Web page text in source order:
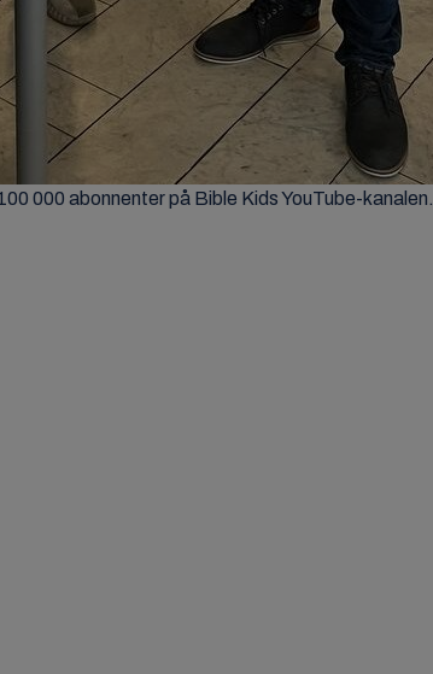
000 abonnenter på Bible Kids YouTube-kanalen.